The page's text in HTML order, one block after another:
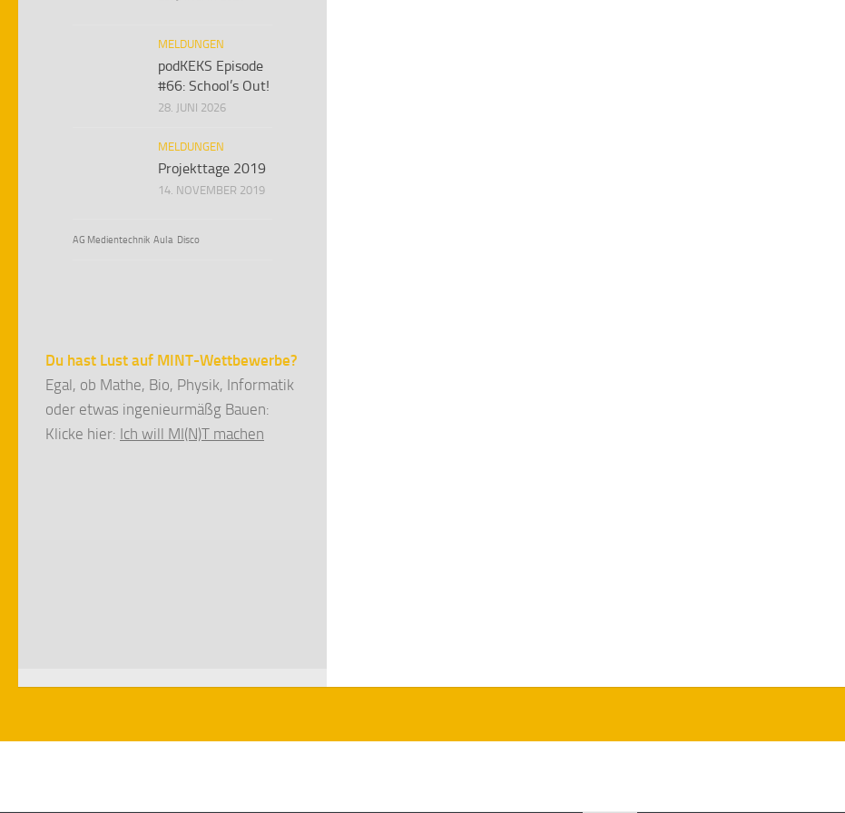
MELDUNGEN
podKEKS Episode
#66: School’s Out!
28. JUNI 2026
MELDUNGEN
Projekttage 2019
14. NOVEMBER 2019
AG Medientechnik Aula Disco
Du hast Lust auf MINT-Wettbewerbe?
Egal, ob Mathe, Bio, Physik, Informatik
oder etwas ingenieurmäßg Bauen:
Klicke hier: Ich will MI(N)T machen